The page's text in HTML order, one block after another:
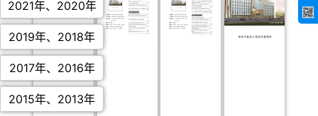
2021年、 2020年
2019年、 2018年
2017年、 2016年
2015年、 2013年